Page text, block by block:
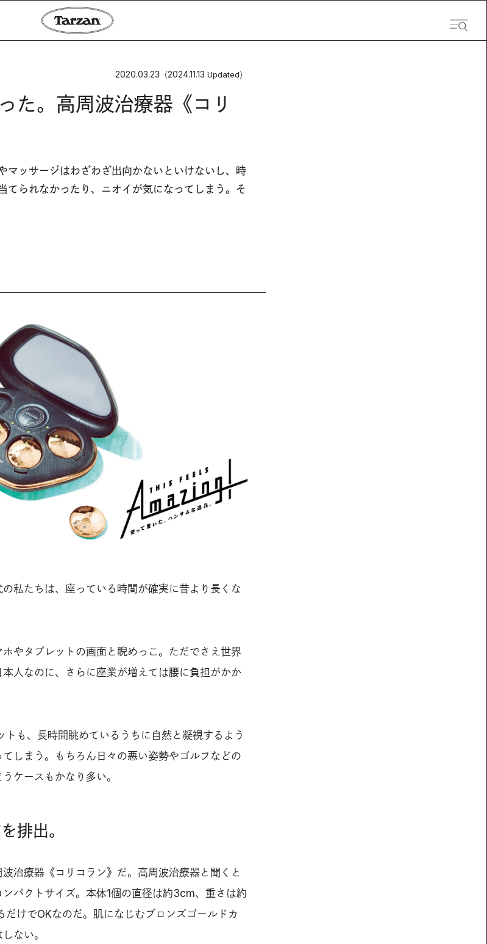
2020.03.23 （2024.11.13 Updated）
た。高周波治療器《コリ
マッサージはわざわざ出向かないといけないし、時
られなかったり、ニオイが気になってしまう。そ
私たちは、座っている時間が確実に昔より長くな
やタブレットの画面と睨めっこ。ただでさえ世界
人なのに、さらに座業が増えては腰に負担がかか
トも、長時間眺めているうちに自然と凝視するよう
しまう。もちろん日々の悪い姿勢やゴルフなどの
ケースもかなり多い。
排出。
治療器《コリコラン》だ。高周波治療器と聞くと
パクトサイズ。本体1個の直径は約3cm、重さは約
けでOKなのだ。肌になじむブロンズゴールドカ
ない。